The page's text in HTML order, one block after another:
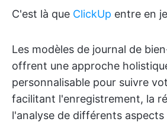
C'est là que ClickUp entre en
Les modèles de journal de
offrent une approche
personnalisable pour suivre
facilitant l'enregistrement, la
l'analyse de différents aspects